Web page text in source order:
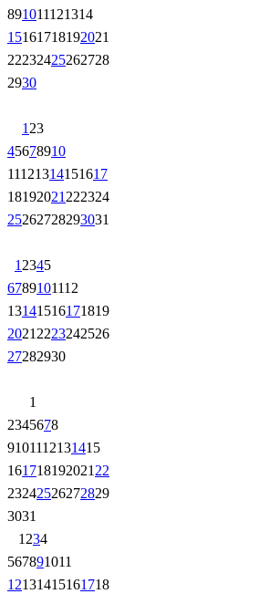
891011121314
15161718192021
22232425262728
2930
1 23
45678910
11121314151617
18192021 222324
25262728293031
1 2345
6789101112
13141516171819
2021 2223242526
27282930
1
2345678
9101112131415
161718192021 22
23242526272829
3031
1 234
567891011
12131415161718